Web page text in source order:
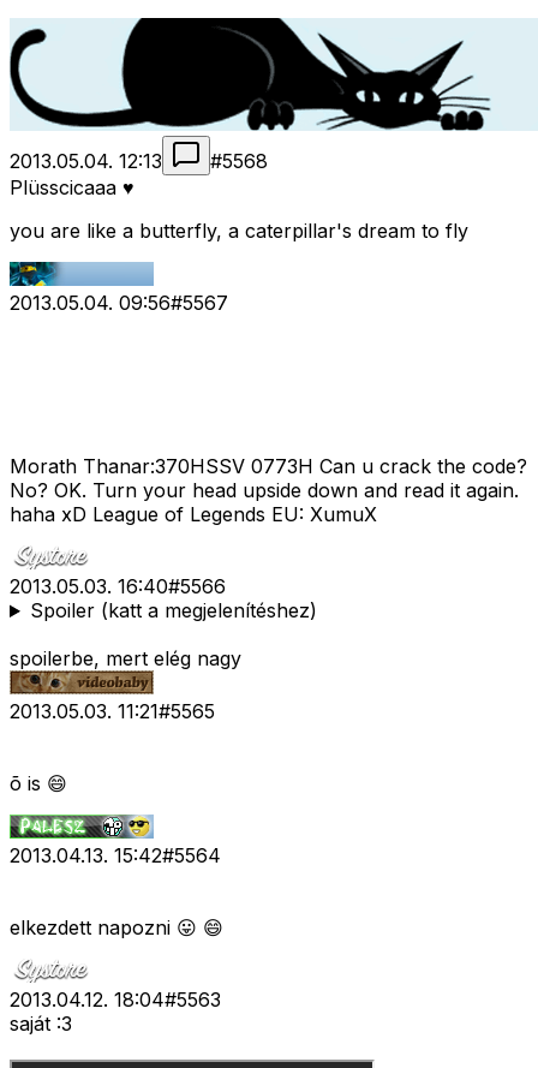
2013.05.04. 12:13 #5568
Plüsscicaaa ♥
you are like a butterfly, a caterpillar's dream to fly
2013.05.04. 09:56#5567
Morath Thanar:370HSSV 0773H Can u crack the code?
No? OK. Turn your head upside down and read it again.
haha xD League of Legends EU: XumuX
2013.05.03. 16:40#5566
Spoiler (katt a megjelenítéshez)
spoilerbe, mert elég nagy
2013.05.03. 11:21#5565
õ is 😄
2013.04.13. 15:42#5564
elkezdett napozni 😛 😄
2013.04.12. 18:04#5563
saját :3